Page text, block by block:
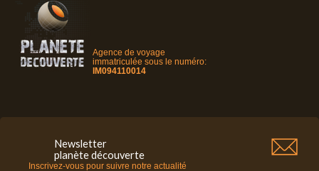
Agence de voyage
immatriculée sous le numéro:
IM094110014
Newsletter
planète découverte
Inscrivez-vous pour suivre notre actualité